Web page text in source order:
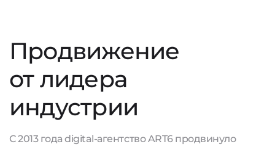
Продвижение
от лидера
индустрии
С 2013 года digital-агентство ART6 продвинуло